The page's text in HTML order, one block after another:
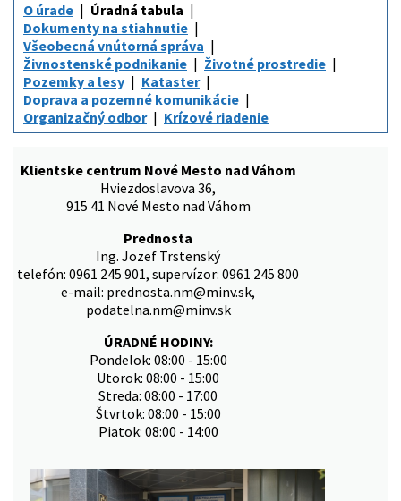
O úrade
Úradná tabuľa
Dokumenty na stiahnutie
Všeobecná vnútorná správa
Živnostenské podnikanie
Životné prostredie
Pozemky a lesy
Kataster
Doprava a pozemné komunikácie
Organizačný odbor
Krízové riadenie
Klientske centrum Nové Mesto nad Váhom
Hviezdoslavova 36,
915 41 Nové Mesto nad Váhom
Prednosta
Ing. Jozef Trstenský
telefón: 0961 245 901, supervízor: 0961 245 800
e-mail: prednosta.nm@minv.sk,
podatelna.nm@minv.sk
ÚRADNÉ HODINY:
Pondelok: 08:00 - 15:00
Utorok: 08:00 - 15:00
Streda: 08:00 - 17:00
Štvrtok: 08:00 - 15:00
Piatok: 08:00 - 14:00